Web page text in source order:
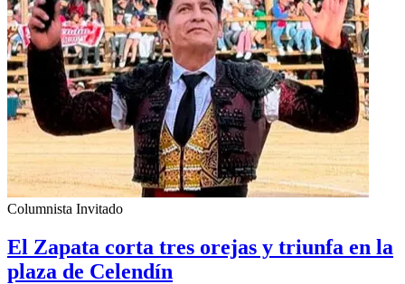
Columnista Invitado
El Zapata corta tres orejas y triunfa en la
plaza de Celendín